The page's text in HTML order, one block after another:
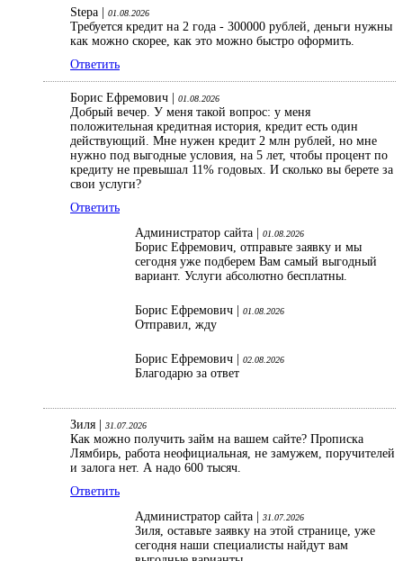
Stepa | 01.08.2026
Требуется кредит на 2 года - 300000 рублей, деньги нужны
как можно скорее, как это можно быстро оформить.
Ответить
Борис Ефремович | 01.08.2026
Добрый вечер. У меня такой вопрос: у меня
положительная кредитная история, кредит есть один
действующий. Мне нужен кредит 2 млн рублей, но мне
нужно под выгодные условия, на 5 лет, чтобы процент по
кредиту не превышал 11% годовых. И сколько вы берете за
свои услуги?
Ответить
Администратор сайта |
01.08.2026
Борис Ефремович, отправьте заявку и мы
сегодня уже подберем Вам самый выгодный
вариант. Услуги абсолютно бесплатны.
Борис Ефремович | 01.08.2026
Отправил, жду
Борис Ефремович | 02.08.2026
Благодарю за ответ
Зиля | 31.07.2026
Как можно получить займ на вашем сайте? Прописка
Лямбирь, работа неофициальная, не замужем, поручителей
и залога нет. А надо 600 тысяч.
Ответить
Администратор сайта |
31.07.2026
Зиля, оставьте заявку на этой странице, уже
сегодня наши специалисты найдут вам